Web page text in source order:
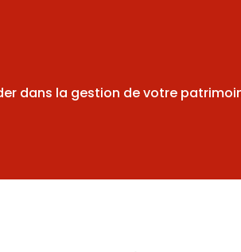
dans la gestion de votre